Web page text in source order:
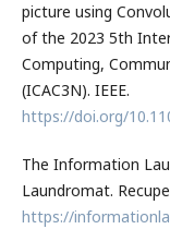
picture using
of the 2023 5th
Computing,
(ICAC3N). IEEE.
https://doi.org/
The Information
Laundromat.
https://